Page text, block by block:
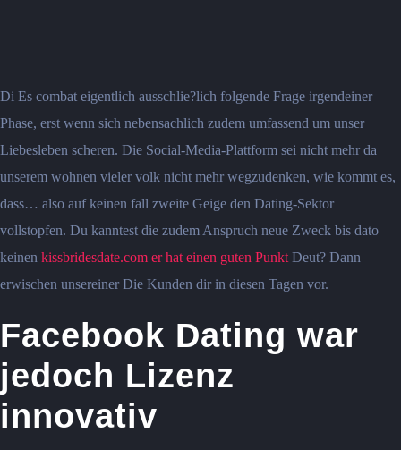
Di Es combat eigentlich ausschlie?lich folgende Frage irgendeiner
Phase, erst wenn sich nebensachlich zudem umfassend um unser
Liebesleben scheren. Die Social-Media-Plattform sei nicht mehr da
unserem wohnen vieler volk nicht mehr wegzudenken, wie kommt es,
dass… also auf keinen fall zweite Geige den Dating-Sektor
vollstopfen. Du kanntest die zudem Anspruch neue Zweck bis dato
keinen kissbridesdate.com er hat einen guten PunktDeut? Dann
erwischen unsereiner Die Kunden dir in diesen Tagen vor.
Facebook Dating war
jedoch Lizenz
innovativ